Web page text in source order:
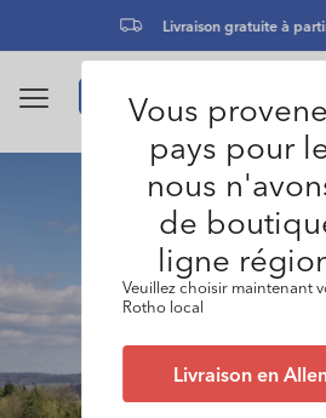
au
contenu
Livraison gratuite à
Vous
pays pour
nous
de
ligne
Veuillez choisir maintenant
Rotho local
Livraison en